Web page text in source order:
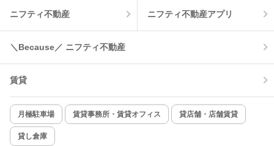
ニフティ不動産 ニフティ不動産アプリ
＼Because／ ニフティ不動産
賃貸
月極駐車場 賃貸事務所・賃貸オフィス 貸店舗・店舗賃貸
貸し倉庫